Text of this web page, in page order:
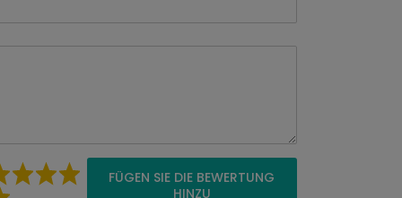
FÜGEN SIE DIE BEWERTUNG
HINZU